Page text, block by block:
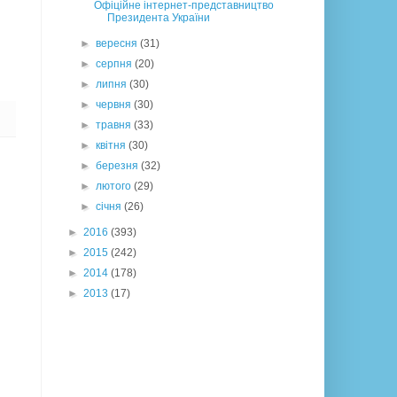
Офіційне інтернет-представництво
Президента України
►вересня(31)
►серпня(20)
►липня(30)
►червня(30)
►травня(33)
►квітня(30)
►березня(32)
►лютого(29)
►січня(26)
► 2016 (393)
► 2015 (242)
► 2014 (178)
► 2013 (17)